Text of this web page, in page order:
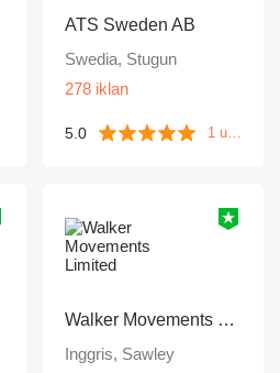
ATS Sweden AB
Swedia, Stugun
278 iklan
5.0 1 ulasan
Walker Movements Limited
Inggris, Sawley